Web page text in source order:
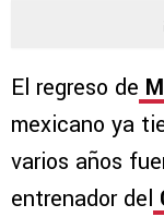
El regreso de
mexicano ya
varios años
entrenador del